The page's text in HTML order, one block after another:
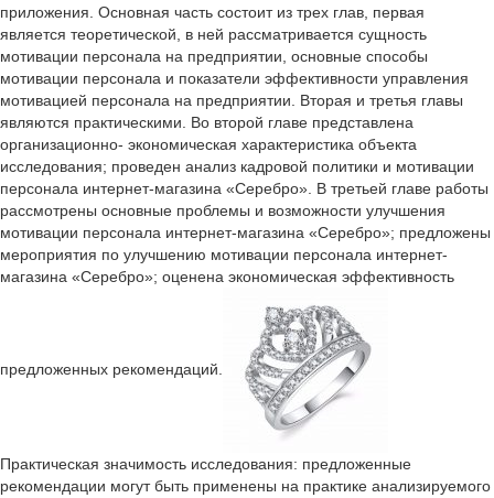
приложения. Основная часть состоит из трех глав, первая
является теоретической, в ней рассматривается сущность
мотивации персонала на предприятии, основные способы
мотивации персонала и показатели эффективности управления
мотивацией персонала на предприятии. Вторая и третья главы
являются практическими. Во второй главе представлена
организационно- экономическая характеристика объекта
исследования; проведен анализ кадровой политики и мотивации
персонала интернет-магазина «Серебро». В третьей главе работы
рассмотрены основные проблемы и возможности улучшения
мотивации персонала интернет-магазина «Серебро»; предложены
мероприятия по улучшению мотивации персонала интернет-
магазина «Серебро»; оценена экономическая эффективность
предложенных рекомендаций.
Практическая значимость исследования: предложенные
рекомендации могут быть применены на практике анализируемого